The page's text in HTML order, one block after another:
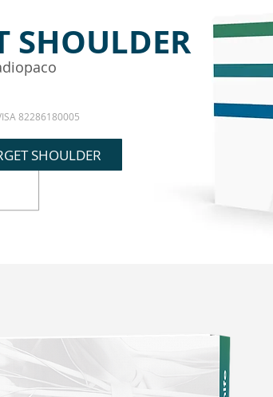
SHOULDER
82286180005
SHOULDER